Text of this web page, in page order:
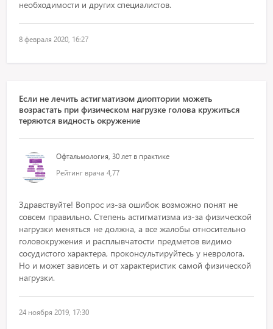
необходимости и других специалистов.
8 февраля 2020, 16:27
Если не лечить астигматизом диоптории можеть
возрастать при физическом нагрузке голова кружиться
теряются видность окружение
Офтальмология, 30 лет в практике
Рейтинг врача 4,77
Здравствуйте! Вопрос из-за ошибок возможно понят не
совсем правильно. Степень астигматизма из-за физической
нагрузки меняться не должна, а все жалобы относительно
головокружения и расплывчатости предметов видимо
сосудистого характера, проконсультируйтесь у невролога.
Но и может зависеть и от характеристик самой физической
нагрузки.
24 ноября 2019, 17:30